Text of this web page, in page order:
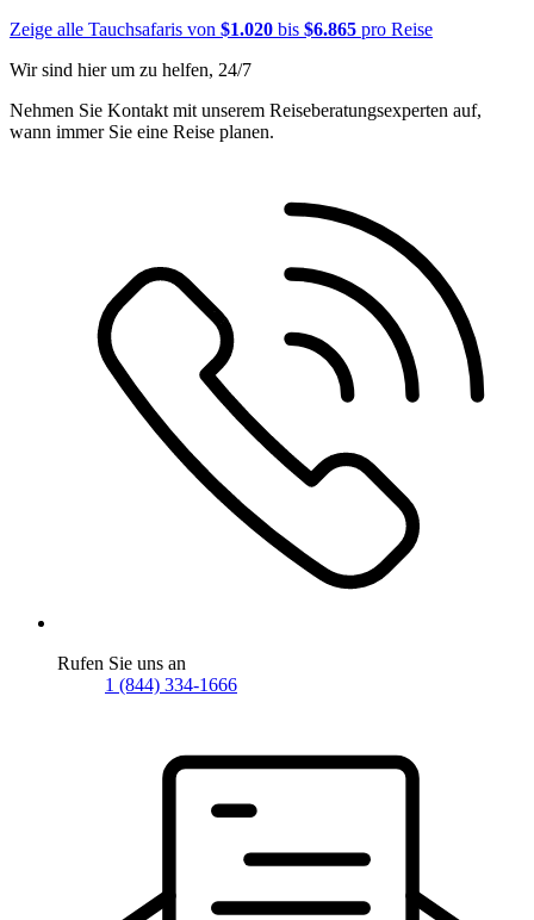
Zeige alle Tauchsafaris von $1.020 bis $6.865 pro Reise
Wir sind hier um zu helfen, 24/7
Nehmen Sie Kontakt mit unserem Reiseberatungsexperten auf,
wann immer Sie eine Reise planen.
Rufen Sie uns an
1 (844) 334-1666